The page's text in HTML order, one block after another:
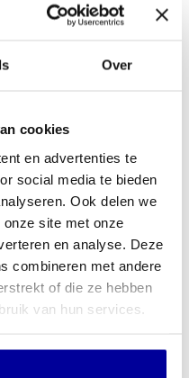
Over
cookies
en advertenties te
social media te bieden
Ook delen we
site met onze
en analyse. Deze
combineren met andere
of die ze hebben
van hun services.
Robson
eiken
winkelwagen